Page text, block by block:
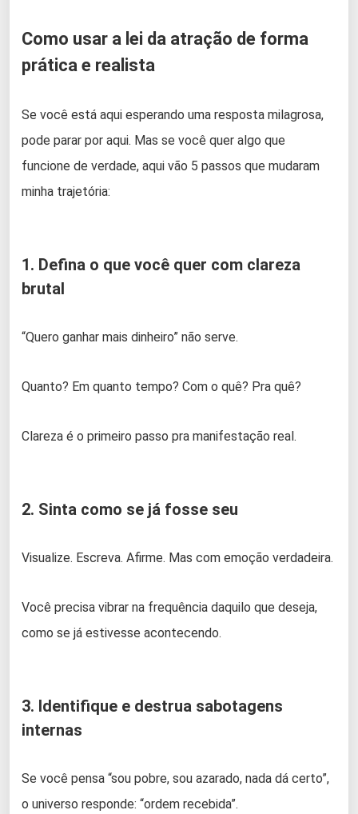
Como usar a lei da atração de forma
prática e realista
Se você está aqui esperando uma resposta milagrosa,
pode parar por aqui. Mas se você quer algo que
funcione de verdade, aqui vão 5 passos que mudaram
minha trajetória:
1. Defina o que você quer com clareza
brutal
“Quero ganhar mais dinheiro” não serve.
Quanto? Em quanto tempo? Com o quê? Pra quê?
Clareza é o primeiro passo pra manifestação real.
2. Sinta como se já fosse seu
Visualize. Escreva. Afirme. Mas com emoção verdadeira.
Você precisa vibrar na frequência daquilo que deseja,
como se já estivesse acontecendo.
3. Identifique e destrua sabotagens
internas
Se você pensa “sou pobre, sou azarado, nada dá certo”,
o universo responde: “ordem recebida”.